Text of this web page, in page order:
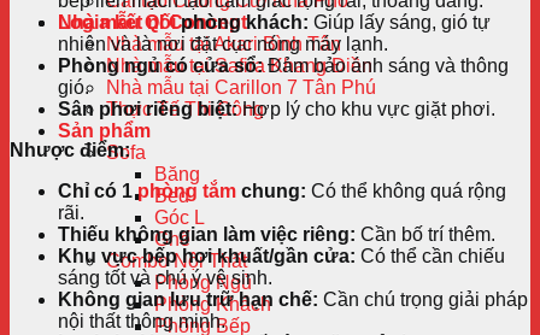
Nhà mẫu QI Concept
Nhà mẫu tại Akari Bình Tân
Nhà mẫu tại Safira Khang Điền
Nhà mẫu tại Carillon 7 Tân Phú
Thực Tế Thi Công
Sản phẩm
Sofa
Băng
Bed
Góc L
Ghế
Combo Nội Thất
Phòng Ngủ
Phòng Khách
Phòng Bếp
Logia kết nốiphòng khách: Giúp lấy sáng, gió tự
nhiên và là nơi đặt cục nóng máy lạnh.
Phòng ngủ có cửa sổ:Đảm bảo ánh sáng và thông
gió.
Sân phơi riêng biệt:Hợp lý cho khu vực giặt phơi.
Nhược điểm:
Chỉ có 1phòng tắm chung: Có thể không quá rộng
rãi.
Thiếu không gian làm việc riêng: Cần bố trí thêm.
Khu vực bếp hơi khuất/gần cửa: Có thể cần chiếu
sáng tốt và chú ý vệ sinh.
Không gian lưu trữ hạn chế: Cần chú trọng giải pháp
nội thất thông minh.